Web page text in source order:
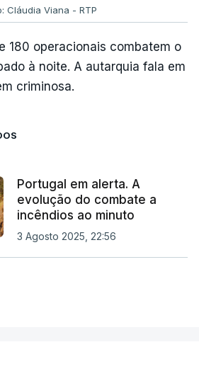
Cláudia Viana - RTP
180 operacionais combatem o
à noite. A autarquia fala em
criminosa.
Portugal em alerta. A
evolução do combate a
incêndios ao minuto
3 Agosto 2025, 22:56